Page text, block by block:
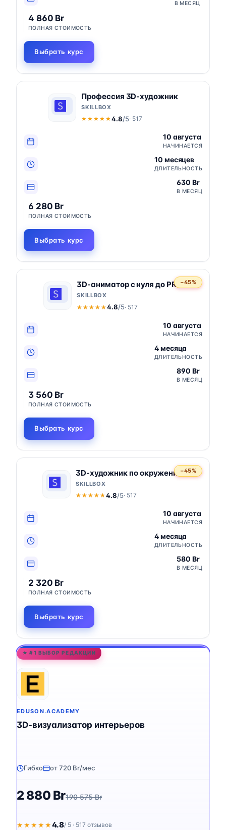
В МЕСЯЦ
4 860 Br
ПОЛНАЯ СТОИМОСТЬ
Выбрать курс
Профессия 3D-художник
SKILLBOX
★★★★★
★★★★★4.8/5· 517
10 августа
НАЧИНАЕТСЯ
10 месяцев
ДЛИТЕЛЬНОСТЬ
630 Br
В МЕСЯЦ
6 280 Br
ПОЛНАЯ СТОИМОСТЬ
Выбрать курс
−45%
3D-аниматор с нуля до PRO
SKILLBOX
★★★★★
★★★★★4.8/5· 517
10 августа
НАЧИНАЕТСЯ
4 месяца
ДЛИТЕЛЬНОСТЬ
890 Br
В МЕСЯЦ
3 560 Br
ПОЛНАЯ СТОИМОСТЬ
Выбрать курс
−45%
3D-художник по окружению
SKILLBOX
★★★★★
★★★★★ 4.8/5· 517
10 августа
НАЧИНАЕТСЯ
4 месяца
ДЛИТЕЛЬНОСТЬ
580 Br
В МЕСЯЦ
2 320 Br
ПОЛНАЯ СТОИМОСТЬ
Выбрать курс
★ #1 ВЫБОР РЕДАКЦИИ
EDUSON.ACADEMY
3D-визуализатор интерьеров
Гибко от 720 Br/мес
2 880 Br190 575 Br
★★★★★
★★★★★4.8/ 5 · 517 отзывов